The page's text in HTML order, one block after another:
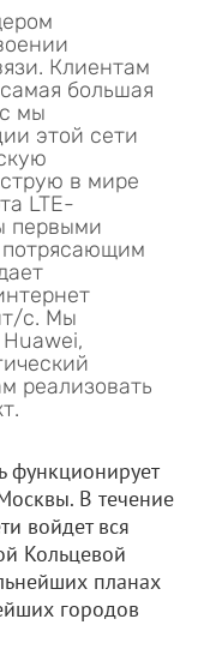
Клиентам
большая
мы
этой сети
в мире
LTE-
первыми
потрясающим
с. Мы
реализовать
функционирует
В течение
войдет вся
Кольцевой
планах
городов